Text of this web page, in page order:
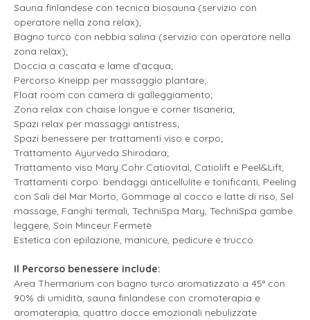
Sauna finlandese con tecnica biosauna (servizio con
operatore nella zona relax);
Bagno turco con nebbia salina (servizio con operatore nella
zona relax);
Doccia a cascata e lame d’acqua;
Percorso Kneipp per massaggio plantare;
Float room con camera di galleggiamento;
Zona relax con chaise longue e corner tisaneria;
Spazi relax per massaggi antistress;
Spazi benessere per trattamenti viso e corpo;
Trattamento Ayurveda Shirodara;
Trattamento viso Mary Cohr Catiovital, Catiolift e Peel&Lift;
Trattamenti corpo: bendaggi anticellulite e tonificanti, Peeling
con Sali del Mar Morto, Gommage al cocco e latte di riso, Sel
massage, Fanghi termali, TechniSpa Mary, TechniSpa gambe
leggere, Soin Minceur Fermetè
Estetica con epilazione, manicure, pedicure e trucco.
Il Percorso benessere include:
Area Thermarium con bagno turco aromatizzato a 45° con
90% di umidità, sauna finlandese con cromoterapia e
aromaterapia, quattro docce emozionali nebulizzate